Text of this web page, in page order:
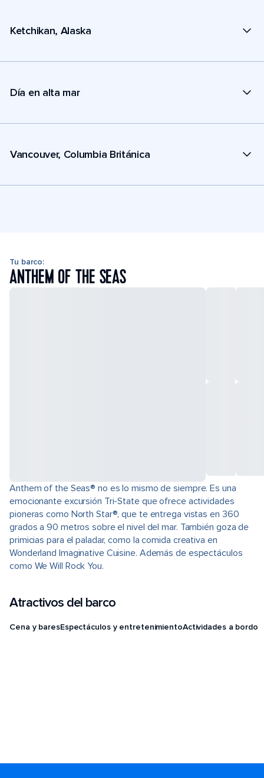
Ketchikan, Alaska
Día en alta mar
Vancouver, Columbia Británica
Tu barco:
ANTHEM OF THE SEAS
Anthem of the Seas® no es lo mismo de siempre. Es una
emocionante excursión Tri-State que ofrece actividades
pioneras como North Star®, que te entrega vistas en 360
grados a 90 metros sobre el nivel del mar. También goza de
primicias para el paladar, como la comida creativa en
Wonderland Imaginative Cuisine. Además de espectáculos
como We Will Rock You.
Atractivos del barco
Cena y baresEspectáculos y entretenimientoActividades a bordo